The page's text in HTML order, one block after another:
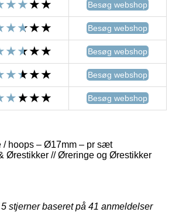
Besøg webshop
Besøg webshop
Besøg webshop
Besøg webshop
Besøg webshop
/ hoops – Ø17mm – pr sæt
Ørestikker // Øreringe og Ørestikker
stjerner baseret på 41 anmeldelser